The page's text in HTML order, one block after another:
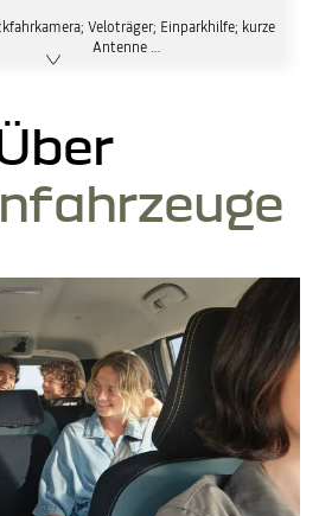
Veloträger; Einparkhilfe; kurze
Antenne …